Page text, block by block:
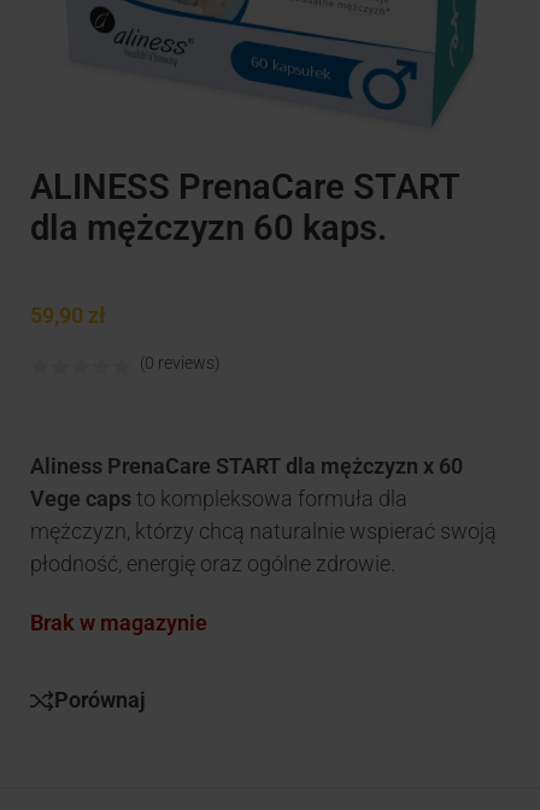
ALINESS PrenaCare START
dla mężczyzn 60 kaps.
59,90 zł
(0 reviews)
Aliness PrenaCare START dla mężczyzn x 60
Vege caps to kompleksowa formuła dla
mężczyzn, którzy chcą naturalnie wspierać swoją
płodność, energię oraz ogólne zdrowie.
Brak w magazynie
Porównaj